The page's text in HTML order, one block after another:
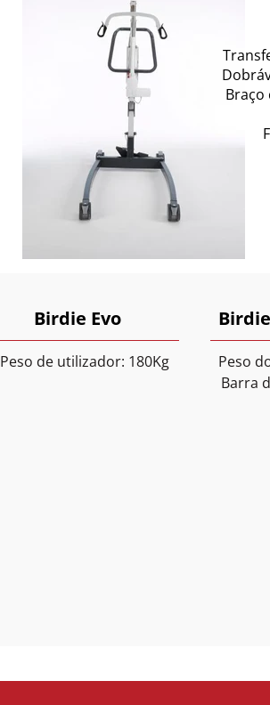
Birdie Evo
Peso de utilizador: 180Kg
Peso
Barra